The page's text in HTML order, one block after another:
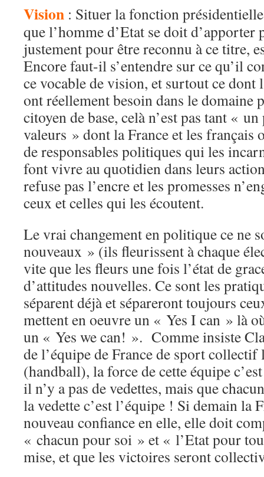
Vision : Situer la fonction
que l’homme d’Etat se doit d’apporter
justement pour être reconnu à ce titre,
Encore faut-il s’entendre sur ce qu’il
ce vocable de vision, et surtout ce dont
ont réellement besoin dans le domaine
citoyen de base, celà n’est pas tant «
valeurs » dont la France et les français
de responsables politiques qui les
font vivre au quotidien dans leurs
refuse pas l’encre et les promesses
ceux et celles qui les écoutent.
Le vrai changement en politique ce ne
nouveaux » (ils fleurissent à chaque
vite que les fleurs une fois l’état de
d’attitudes nouvelles. Ce sont les
séparent déjà et sépareront toujours
mettent en oeuvre un « Yes I can » là
un « Yes we can! ». Comme insiste
de l’équipe de France de sport collectif
(handball), la force de cette équipe
il n’y a pas de vedettes, mais que
la vedette c’est l’équipe ! Si demain la
nouveau confiance en elle, elle doit
« chacun pour soi » et « l’Etat pour
mise, et que les victoires seront